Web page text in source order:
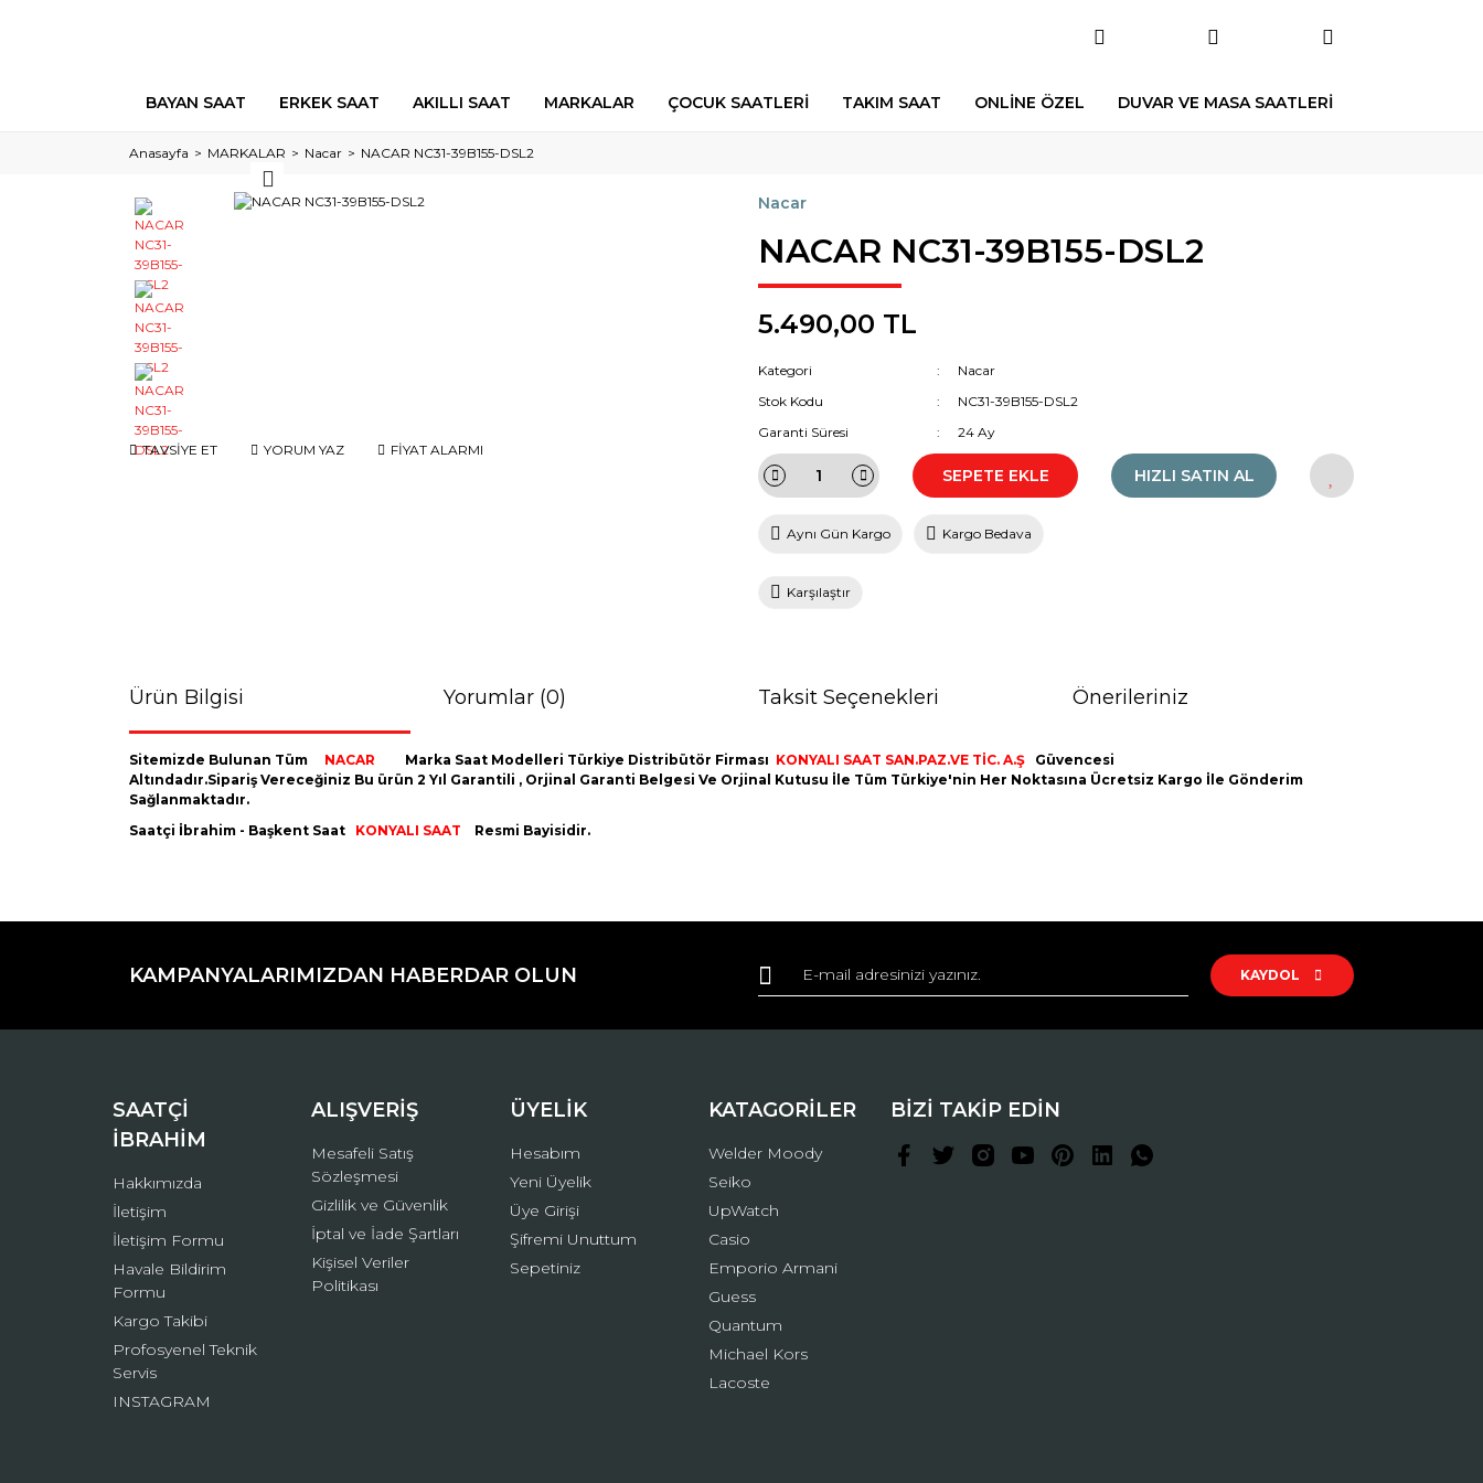
BAYAN SAAT ERKEK SAAT AKILLI SAAT MARKALAR ÇOCUK SAATLERİ TAKIM SAAT ONLİNE ÖZEL DUVAR VE MASA SAATLERİ
Anasayfa MARKALAR Nacar NACAR NC31-39B155-DSL2
TAVSİYE ET YORUM YAZ FİYAT ALARMI
Nacar
NACAR NC31-39B155-DSL2
5.490,00 TL
Kategori
Nacar
Stok Kodu
NC31-39B155-DSL2
Garanti Süresi
24 Ay
SEPETE EKLE HIZLI SATIN AL
Aynı Gün Kargo Kargo Bedava
Karşılaştır
Ürün Bilgisi Yorumlar (0) Taksit Seçenekleri Önerileriniz
Sitemizde Bulunan Tüm NACAR Marka Saat Modelleri Türkiye Distribütör Firması KONYALI SAAT SAN.PAZ.VE TİC. A.Ş
Güvencesi
Altındadır.Sipariş Vereceğiniz Bu ürün 2 Yıl Garantili , Orjinal Garanti Belgesi Ve Orjinal Kutusu İle Tüm Türkiye'nin Her Noktasına Ücretsiz Kargo İle Gönderim
Sağlanmaktadır.
Saatçi İbrahim - Başkent Saat KONYALI SAAT Resmi Bayisidir.
Yorum Yaz
Görüş ve önerileriniz için teşekkür ederiz.
Ürün resmi kalitesiz, bozuk veya görüntülenemiyor.
Bu ürüne benzer farklı alternatifler olmalı.
Gönder
KAMPANYALARIMIZDAN HABERDAR OLUN KAYDOL
SAATÇİ
İBRAHİM
Hakkımızda
İletişim
İletişim Formu
Havale Bildirim
Formu
Kargo Takibi
Profosyenel Teknik
Servis
INSTAGRAM
ALIŞVERİŞ
Mesafeli Satış
Sözleşmesi
Gizlilik ve Güvenlik
İptal ve İade Şartları
Kişisel Veriler
Politikası
ÜYELİK
Hesabım
Yeni Üyelik
Üye Girişi
Şifremi Unuttum
Sepetiniz
KATAGORİLER
Welder Moody
Seiko
UpWatch
Casio
Emporio Armani
Guess
Quantum
Michael Kors
Lacoste
BİZİ TAKİP EDİN